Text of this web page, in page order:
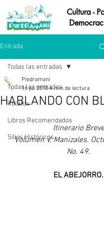
Cultura -
Entrada
Todas las entradas
Relatos
Libros Recomendados
Sitios Históricos
Todas las entradas
HABLANDO CON
Piedramaní
16 jul 2018 4 min de lectura
Itinerario Breve
Volumen V. Manizales.
No. 49.
EL ABEJORRO.